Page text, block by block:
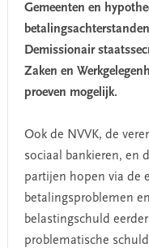
Gemeenten en
Demissionair
Zaken en
proeven mogelijk.
Ook de NVVK, de
sociaal bankieren, en
partijen hopen via de
betalingsproblemen
belastingschuld
problematische